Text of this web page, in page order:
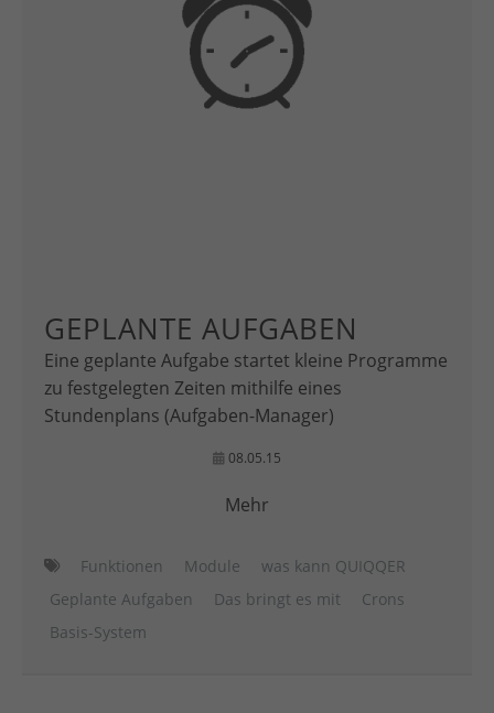
GEPLANTE AUFGABEN
Eine geplante Aufgabe startet kleine Programme
zu festgelegten Zeiten mithilfe eines
Stundenplans (Aufgaben-Manager)
08.05.15
Mehr
Funktionen Module
was kann QUIQQER
Geplante Aufgaben
Das bringt es mit
Crons
Basis-System